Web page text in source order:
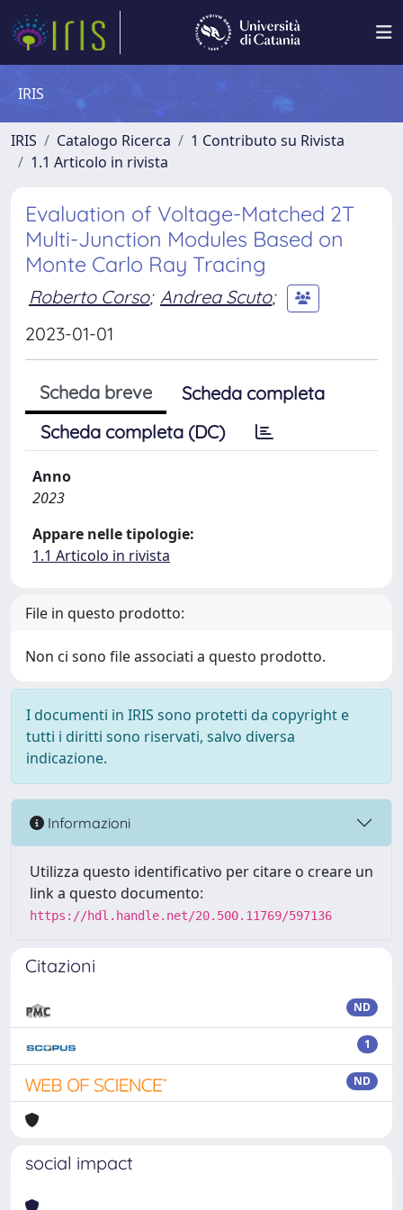
IRIS
IRIS Catalogo Ricerca
1 Contributo su Rivista
1.1 Articolo in rivista
Evaluation of Voltage-Matched 2T
Multi-Junction Modules Based on
Monte Carlo Ray Tracing
Roberto Corso; Andrea Scuto;
2023-01-01
Scheda breve
Scheda completa
Scheda completa (DC)
Anno
2023
Appare nelle tipologie:
1.1 Articolo in rivista
File in questo prodotto:
Non ci sono file associati a questo prodotto.
I documenti in IRIS sono protetti da copyright e
tutti i diritti sono riservati, salvo diversa
indicazione.
Informazioni
Utilizza questo identificativo per citare o creare un
link a questo documento:
https://hdl.handle.net/20.500.11769/597136
Citazioni
ND
1
ND
social impact